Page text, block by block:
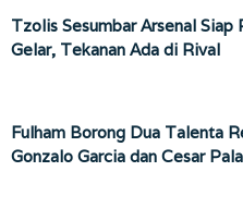
Tzolis Sesumbar Arsenal Siap
Gelar, Tekanan Ada di Rival
Fulham Borong Dua Talenta
Gonzalo Garcia dan Cesar